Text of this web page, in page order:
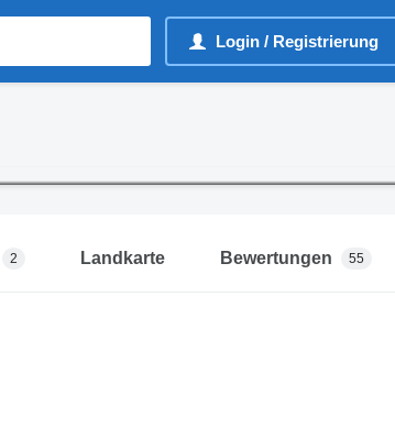
Login / Registrierung
2 Landkarte Bewertungen 55